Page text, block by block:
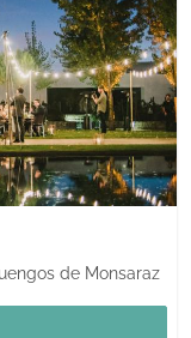
de Monsaraz